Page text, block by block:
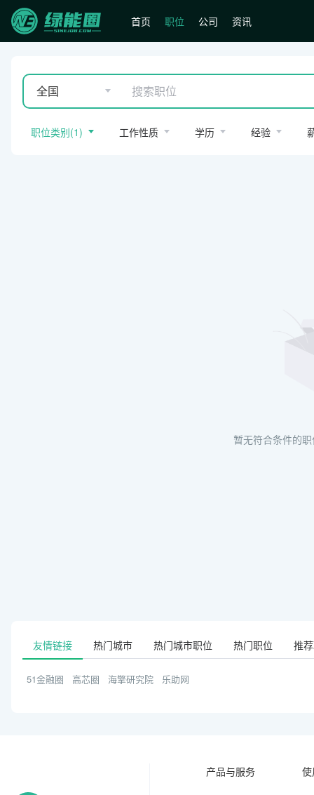
首页 职位 公司 资讯
全国
职位类别(1) 工作性质 学历 经验
暂无符合条件的
友情链接 热门城市 热门城市职位 热门职位 推
51金融圈 高芯圈 海擎研究院 乐助网
产品与服务